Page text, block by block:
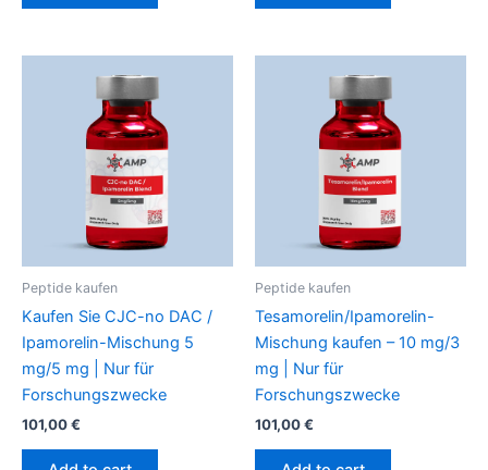
Peptide kaufen
Kaufen Sie CJC-no DAC /
Ipamorelin-Mischung 5
mg/5 mg | Nur für
Forschungszwecke
101,00€
Peptide kaufen
Tesamorelin/Ipamorelin-
Mischung kaufen – 10 mg/3
mg | Nur für
Forschungszwecke
101,00€